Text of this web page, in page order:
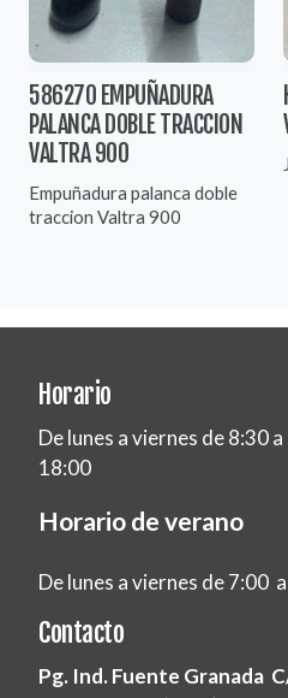
586270 EMPUÑADURA
PALANCA DOBLE TRACCION
VALTRA 900
Empuñadura palanca doble
traccion Valtra 900
Horario
De lunes a viernes de 8:30
18:00
Horario de verano
De lunes a viernes de 7:00
Contacto
Pg. Ind. Fuente Granada